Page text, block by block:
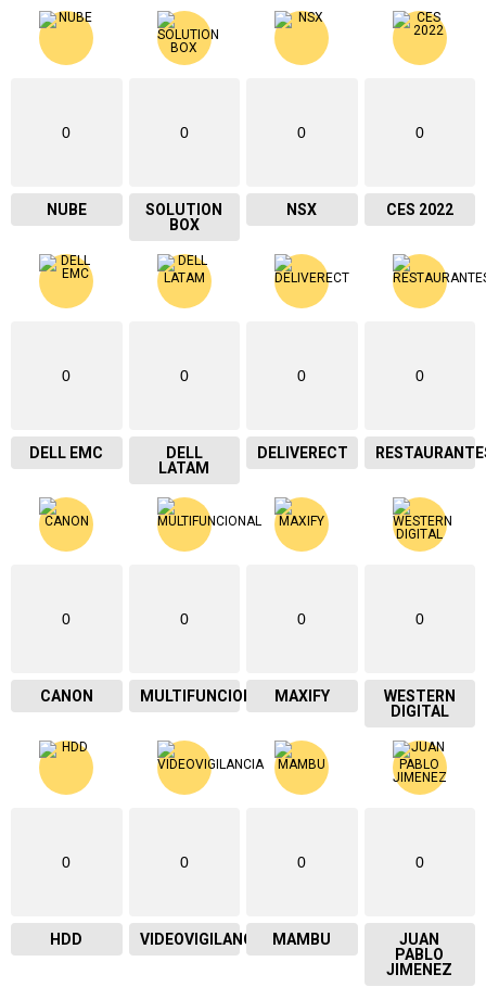
0
NUBE
0
SOLUTION
BOX
0
NSX
0
CES 2022
0
DELL EMC
0
DELL
LATAM
0
DELIVERECT
0
0
CANON
0
MULTIFUNCIONAL
0
MAXIFY
0
WESTERN
DIGITAL
0
HDD
0
VIDEOVIGILANCIA
0
MAMBU
0
JUAN
PABLO
JIMENEZ